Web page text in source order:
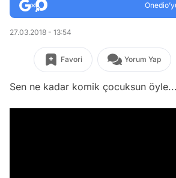
27.03.2018 - 13:54
Favori Yorum Yap
Sen ne kadar komik çocuksun öyle...